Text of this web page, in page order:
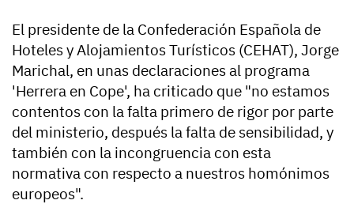
El presidente de la Confederación Española de
Hoteles y Alojamientos Turísticos (CEHAT), Jorge
Marichal, en unas declaraciones al programa
'Herrera en Cope', ha criticado que "no estamos
contentos con la falta primero de rigor por parte
del ministerio, después la falta de sensibilidad, y
también con la incongruencia con esta
normativa con respecto a nuestros homónimos
europeos".